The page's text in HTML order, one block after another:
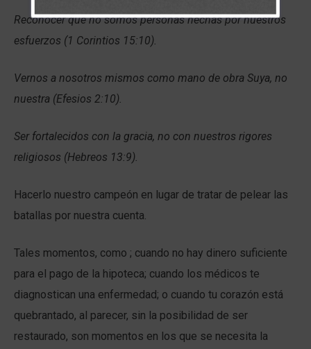
Reconocer que no somos personas hechas por nuestros
esfuerzos (1 Corintios 15:10).
Vernos a nosotros mismos como mano de obra Suya, no
nuestra (Efesios 2:10).
Ser fortalecidos con la gracia, no con nuestros rigores
religiosos (Hebreos 13:9).
Hacerlo nuestro campeón en lugar de tratar de pelear las
batallas por nuestra cuenta.
Tales momentos, como ; cuando no hay dinero suficiente
para el pago de la hipoteca; cuando los médicos te
diagnostican una enfermedad; o cuando tu corazón está
quebrantado, al parecer, sin la posibilidad de ser
restaurado, son momentos en los que se necesita la